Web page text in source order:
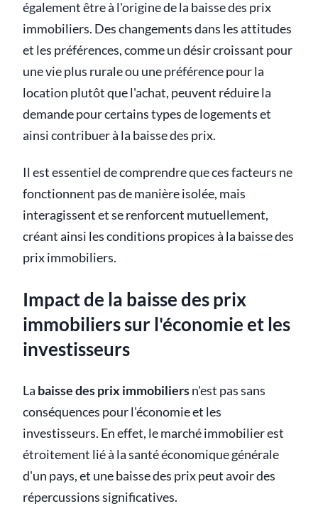
également être à l'origine de la baisse des prix
immobiliers. Des changements dans les attitudes
et les préférences, comme un désir croissant pour
une vie plus rurale ou une préférence pour la
location plutôt que l'achat, peuvent réduire la
demande pour certains types de logements et
ainsi contribuer à la baisse des prix.
Il est essentiel de comprendre que ces facteurs ne
fonctionnent pas de manière isolée, mais
interagissent et se renforcent mutuellement,
créant ainsi les conditions propices à la baisse des
prix immobiliers.
Impact de la baisse des prix
immobiliers sur l'économie et les
investisseurs
La baisse des prix immobiliersn'est pas sans
conséquences pour l'économie et les
investisseurs. En effet, le marché immobilier est
étroitement lié à la santé économique générale
d'un pays, et une baisse des prix peut avoir des
répercussions significatives.